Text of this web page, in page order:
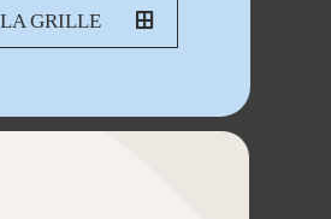
GRILLE